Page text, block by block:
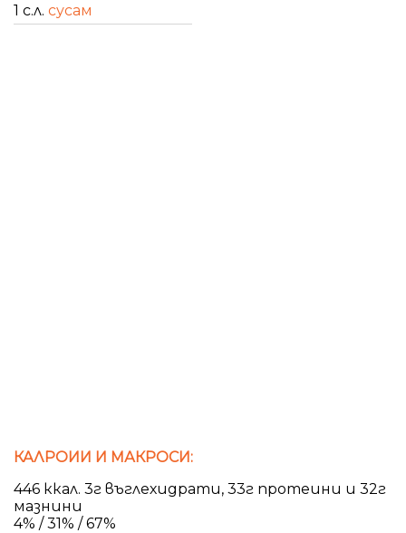
1 с.л. сусам
КАЛРОИИ И МАКРОСИ:
446 ккал. 3г въглехидрати, 33г протеини и 32г
мазнини
4% / 31% / 67%